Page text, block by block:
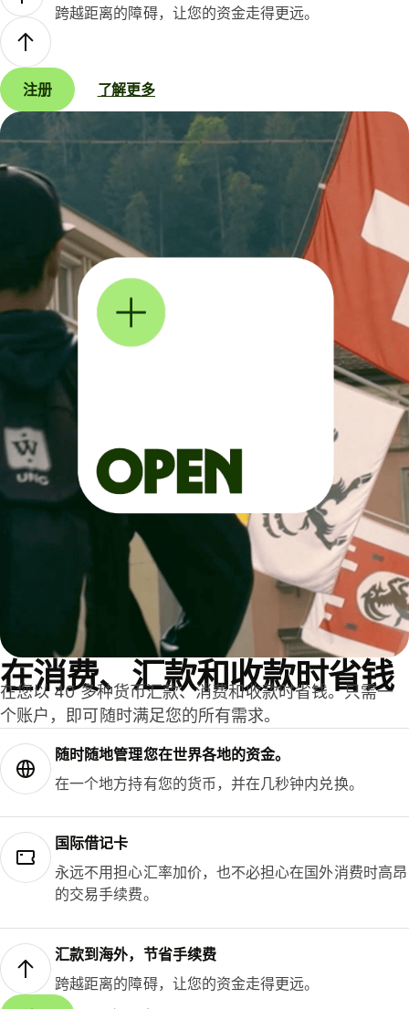
跨越距离的障碍，让您的资金走得更远。
注册 了解更多
在消费、汇款和收款时省钱
在您以 40 多种货币汇款、消费和收款时省钱。只需一
个账户，即可随时满足您的所有需求。
随时随地管理您在世界各地的资金。
在一个地方持有您的货币，并在几秒钟内兑换。
国际借记卡
永远不用担心汇率加价，也不必担心在国外消费时高昂
的交易手续费。
汇款到海外，节省手续费
跨越距离的障碍，让您的资金走得更远。